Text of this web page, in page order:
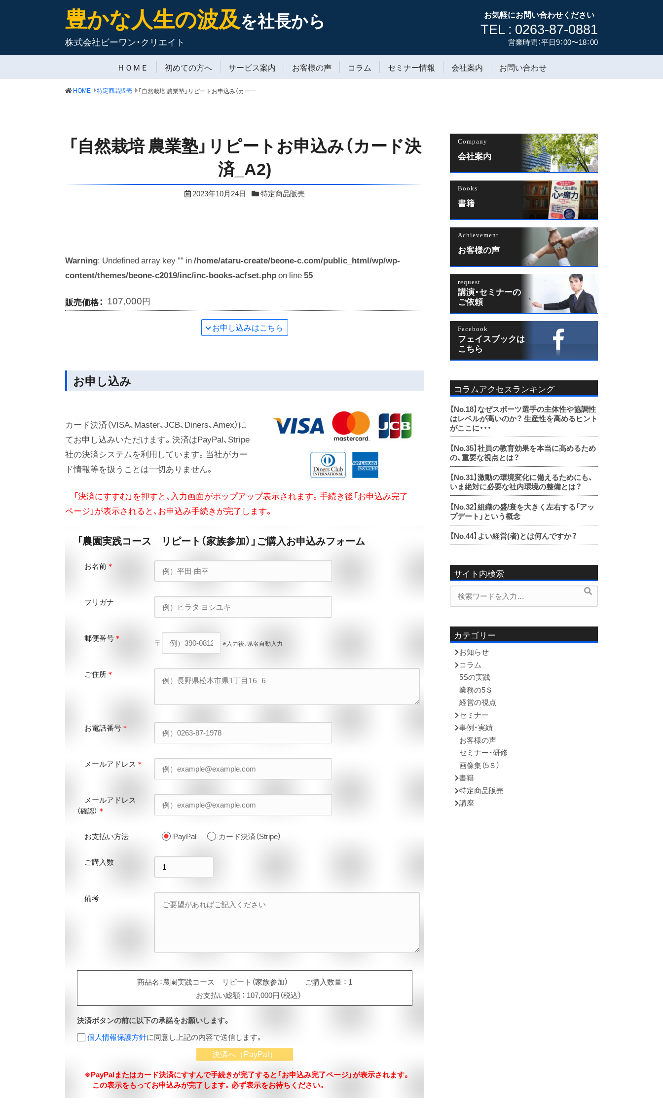
豊かな人生の波及を社長から
株式会社ビーワン・クリエイト
お気軽にお問い合わせください
TEL : 0263-87-0881
営業時間：平日9：00〜18：00
ＨＯＭＥ 初めての方へ サービス案内 お客様の声 コラム セミナー情報 会社案内 お問い合わせ
HOME 特定商品販売 「自然栽培 農業塾」リピートお申込み（カード決済_A2)
「自然栽培 農業塾」リピートお申込み（カード決
済_A2)
2023年10月24日 特定商品販売
Warning: Undefined array key "" in/home/ataru-create/beone-c.com/public_html/wp/wp-
content/themes/beone-c2019/inc/inc-books-acfset.phpon line55
販売価格： 107,000円
お申し込みはこちら
お申し込み
カード決済（VISA、Master、JCB、Diners、Amex）に
てお申し込みいただけます。決済はPayPal、Stripe
社の決済システムを利用しています。当社がカー
ド情報等を扱うことは一切ありません。
「決済にすすむ」を押すと、入力画面がポップアップ表示されます。手続き後「お申込み完了
ページ」が表示されると、お申込み手続きが完了します。
「農園実践コース リピート（家族参加）」ご購入お申込みフォーム
お名前＊
フリガナ
郵便番号＊ 〒 ※入力後、県名自動入力
ご住所＊
お電話番号＊
メールアドレス＊
メールアドレス
（確認）＊
お支払い方法 PayPal カード決済（Stripe）
ご購入数
備考
商品名：農園実践コース リピート（家族参加） ご購入数量 ： 1
お支払い総額 ： 107,000円（税込）
決済ボタンの前に以下の承諾をお願いします。
個人情報保護方針に同意し上記の内容で送信します。
※PayPalまたはカード決済にすすんで手続きが完了すると「お申込み完了ページ」が表示されます。
この表示をもってお申込みが完了します。必ず表示をお待ちください。
Company
会社案内
Books
書籍
Achievement
お客様の声
request
講演・セミナーの
ご依頼
Facebook
フェイスブックは
こちら
コラムアクセスランキング
【No.18】なぜスポーツ選手の主体性や協調性
はレベルが高いのか？ 生産性を高めるヒント
がここに・・・
【No.35】社員の教育効果を本当に高めるため
の、重要な視点とは？
【No.31】激動の環境変化に備えるためにも、
いま絶対に必要な社内環境の整備とは？
【No.32】組織の盛/衰を大きく左右する「アッ
プデート」という概念
【No.44】 よい経営(者)とは何んですか？
サイト内検索
カテゴリー
お知らせ
コラム
5Sの実践
業務の5Ｓ
経営の視点
セミナー
事例・実績
お客様の声
セミナー・研修
画像集（5Ｓ）
書籍
特定商品販売
講座